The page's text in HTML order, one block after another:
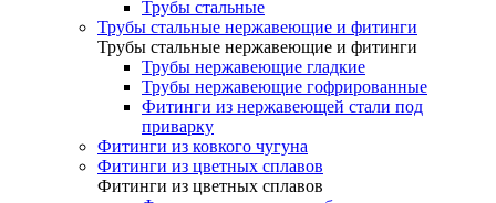
Трубы стальные
Трубы стальные нержавеющие и фитинги
Трубы стальные нержавеющие и фитинги
Трубы нержавеющие гладкие
Трубы нержавеющие гофрированные
Фитинги из нержавеющей стали под
приварку
Фитинги из ковкого чугуна
Фитинги из цветных сплавов
Фитинги из цветных сплавов